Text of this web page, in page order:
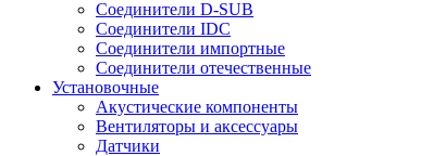
Соединители D-SUB
Соединители IDC
Соединители импортные
Соединители отечественные
Установочные
Акустические компоненты
Вентиляторы и аксессуары
Датчики